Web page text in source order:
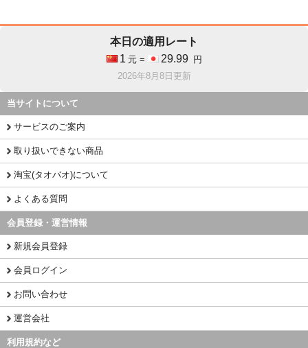
本日の適用レート
1 元 = 29.99
円
2026年8月8日更新
当サイトについて
サービスのご案内
取り扱いできない商品
淘宝(タオバオ)について
よくある質問
会員登録・運営情報
新規会員登録
会員ログイン
お問い合わせ
運営会社
利用規約など